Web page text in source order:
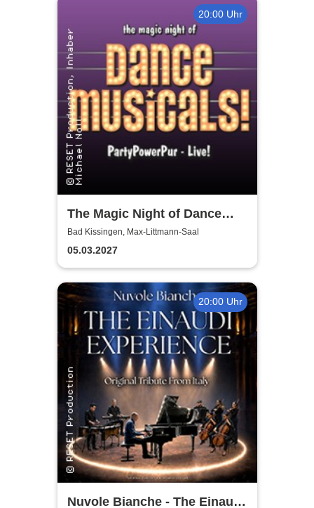
20:00 Uhr
The Magic Night of Dance
Musicals
Bad Kissingen, Max-Littmann-Saal
05.03.2027
20:00 Uhr
Nuvole Bianche - The Einaudi